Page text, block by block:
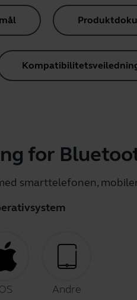
for
smarttelefonen,
Andre